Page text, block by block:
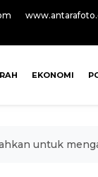
EKONOMI
untuk